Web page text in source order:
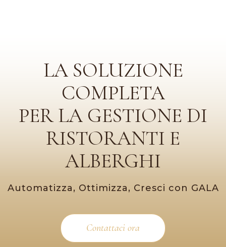
LA SOLUZIONE
COMPLETA
PER LA GESTIONE DI
RISTORANTI E
ALBERGHI
Automatizza, Ottimizza, Cresci con GALA
Contattaci ora